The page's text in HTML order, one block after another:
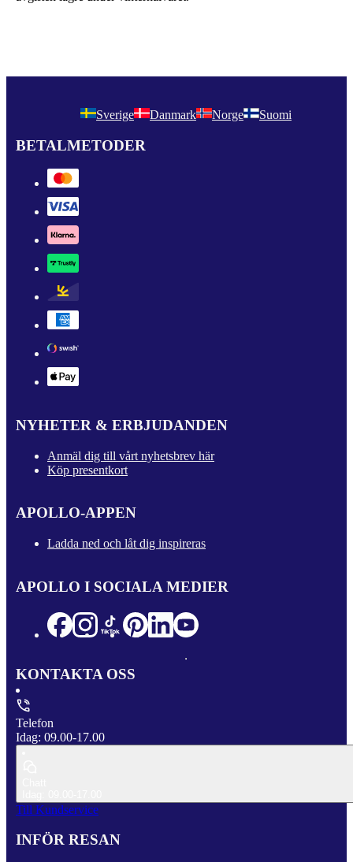
Sverige Danmark Norge Suomi
BETALMETODER
NYHETER & ERBJUDANDEN
Anmäl dig till vårt nyhetsbrev här
Köp presentkort
APOLLO-APPEN
Ladda ned och låt dig inspireras
APOLLO I SOCIALA MEDIER
KONTAKTA OSS
Telefon
Idag: 09.00-17.00
Till Kundservice
INFÖR RESAN